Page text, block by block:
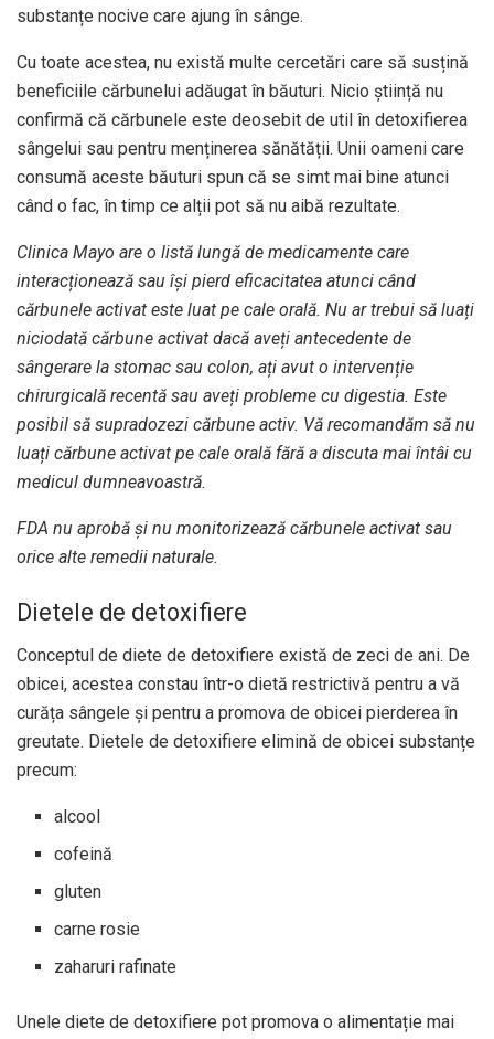
substanțe nocive care ajung în sânge.
Cu toate acestea, nu există multe cercetări care să susțină
beneficiile cărbunelui adăugat în băuturi. Nicio știință nu
confirmă că cărbunele este deosebit de util în detoxifierea
sângelui sau pentru menținerea sănătății. Unii oameni care
consumă aceste băuturi spun că se simt mai bine atunci
când o fac, în timp ce alții pot să nu aibă rezultate.
Clinica Mayo are o listă lungă de medicamente care
interacționează sau își pierd eficacitatea atunci când
cărbunele activat este luat pe cale orală. Nu ar trebui să luați
niciodată cărbune activat dacă aveți antecedente de
sângerare la stomac sau colon, ați avut o intervenție
chirurgicală recentă sau aveți probleme cu digestia. Este
posibil să supradozezi cărbune activ. Vă recomandăm să nu
luați cărbune activat pe cale orală fără a discuta mai întâi cu
medicul dumneavoastră.
FDA nu aprobă și nu monitorizează cărbunele activat sau
orice alte remedii naturale.
Dietele de detoxifiere
Conceptul de diete de detoxifiere există de zeci de ani. De
obicei, acestea constau într-o dietă restrictivă pentru a vă
curăța sângele și pentru a promova de obicei pierderea în
greutate. Dietele de detoxifiere elimină de obicei substanțe
precum:
alcool
cofeină
gluten
carne rosie
zaharuri rafinate
Unele diete de detoxifiere pot promova o alimentație mai